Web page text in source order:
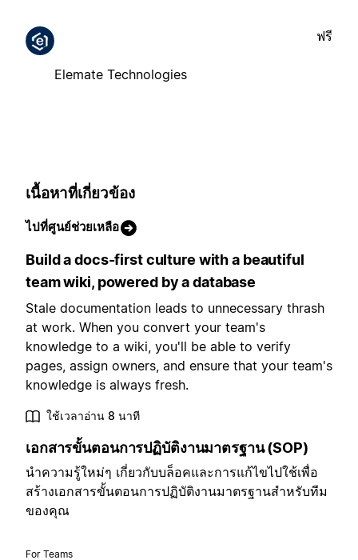
Elemate Technologies
ฟรี
เนื้อหาที่เกี่ยวข้อง
ไปที่ศูนย์ช่วยเหลือ
Build a docs-first culture with a beautiful
team wiki, powered by a database
Stale documentation leads to unnecessary thrash
at work. When you convert your team's
knowledge to a wiki, you'll be able to verify
pages, assign owners, and ensure that your team's
knowledge is always fresh.
ใช้เวลาอ่าน 8 นาที
เอกสารขั้นตอนการปฏิบัติงานมาตรฐาน (SOP)
นำความรู้ใหม่ๆ เกี่ยวกับบล็อคและการแก้ไขไปใช้เพื่อ
สร้างเอกสารขั้นตอนการปฏิบัติงานมาตรฐานสำหรับทีม
ของคุณ
For Teams